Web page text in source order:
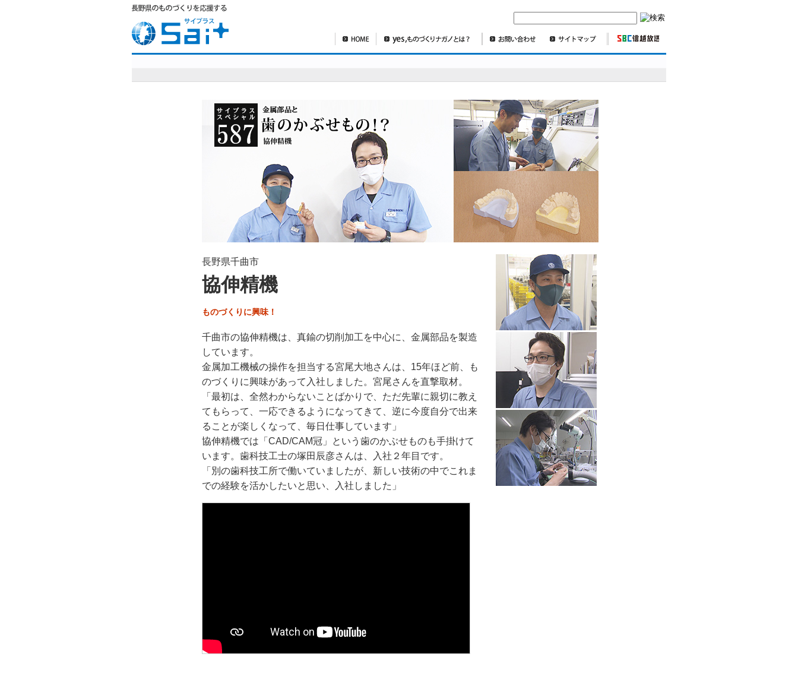
長野県千曲市
協伸精機
ものづくりに興味！
千曲市の協伸精機は、真鍮の切削加工を中心に、金属部品を製造
しています。
金属加工機械の操作を担当する宮尾大地さんは、15年ほど前、も
のづくりに興味があって入社しました。宮尾さんを直撃取材。
「最初は、全然わからないことばかりで、ただ先輩に親切に教え
てもらって、一応できるようになってきて、逆に今度自分で出来
ることが楽しくなって、毎日仕事しています」
協伸精機では「CAD/CAM冠」という歯のかぶせものも手掛けて
います。歯科技工士の塚田辰彦さんは、入社２年目です。
「別の歯科技工所で働いていましたが、新しい技術の中でこれま
での経験を活かしたいと思い、入社しました」